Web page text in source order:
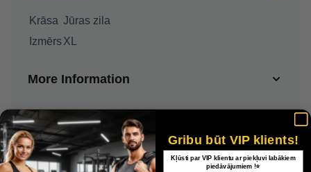
Krāsa Jūras zila
IzmērsXL
More Information
Доставка
Оплата
Gribu būt VIP klients!
Kļūsti par VIP klientu ar piekļuvi labākiem
piedāvājumiem !⭐